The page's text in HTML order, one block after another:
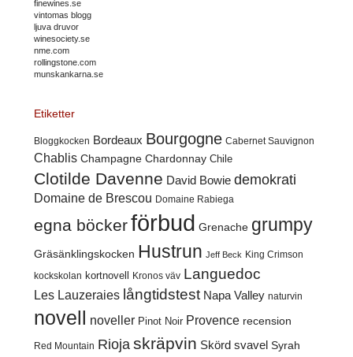
finewines.se
vintomas blogg
ljuva druvor
winesociety.se
nme.com
rollingstone.com
munskankarna.se
Etiketter
Bloggkocken Bordeaux Bourgogne Cabernet Sauvignon
Chablis Champagne Chardonnay Chile
Clotilde Davenne David Bowie demokrati
Domaine de Brescou Domaine Rabiega
egna böckerförbud Grenache grumpy
Gräsänklingskocken Hustrun Jeff Beck King Crimson
kockskolan kortnovell Kronos väv Languedoc
Les Lauzeraies långtidstest Napa Valley naturvin
novell noveller Pinot Noir Provence recension
Red Mountain Rioja skräpvin Skörd svavel Syrah